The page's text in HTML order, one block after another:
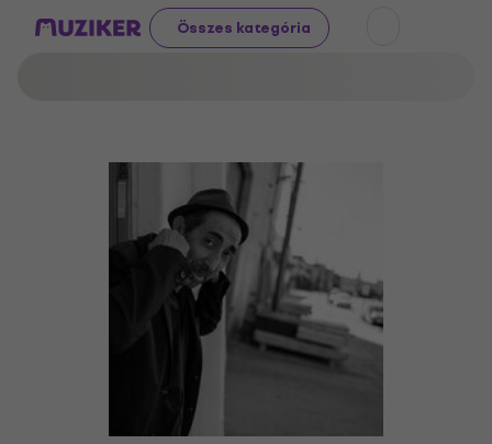
Összes kategória